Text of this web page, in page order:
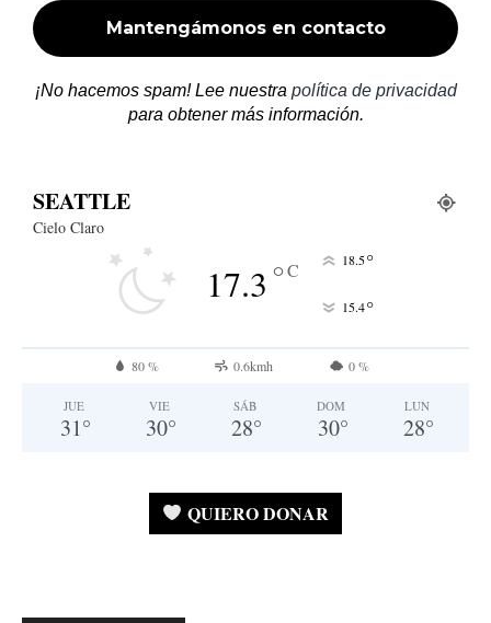
¡No hacemos spam! Lee nuestra política de privacidad
para obtener más información.
SEATTLE
Cielo Claro
17.3°C 18.5°
15.4°
80 % 0.6kmh 0 %
JUE
31°
VIE
30°
SÁB
28°
DOM
30°
LUN
28°
QUIERO DONAR